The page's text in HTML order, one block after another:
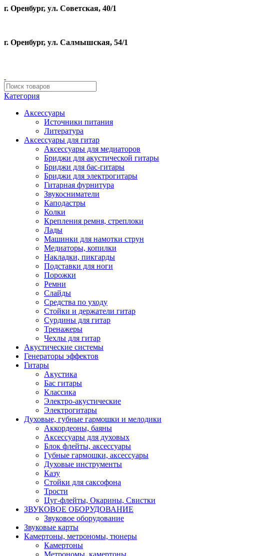
г. Оренбург, ул. Советская, 40/1
г. Оренбург, ул. Салмышская, 54/1
Категория
Аксессуары
Источники питания
Литература
Аксессуары для гитар
Аксессуары для медиаторов
Бриджи для акустической гитары
Бриджи для бас-гитары
Бриджи для электрогитары
Гитарная фурнитура
Звукосниматели
Каподастры
Колки
Крепления ремня, стреплоки
Лады
Машинки для намотки струн
Медиаторы, копилки
Накладки, пикгарды
Подставки для ноги
Порожки
Ремни
Слайды
Средства по уходу
Стойки и держатели гитар
Сурдины для гитар
Тренажеры
Чехлы для гитар
Акустические системы
Генераторы эффектов
Гитары
Акустика
Бас гитары
Классика
Электро-акустические
Электрогитары
Духовые, губные гармошки и мелодики
Аккордеоны, баяны
Аксессуары для духовых
Блок флейты, аксессуары
Губные гармошки, аксессуары
Духовые инструменты
Казу
Стойки для саксофона
Трости
Цуг-флейты, Окарины, Свистки
ЗВУКОВОЕ ОБОРУДОВАНИЕ
Звуковое оборудование
Звуковые карты
Камертоны, метрономы, тюнеры
Камертоны
Метрономы, камертоны